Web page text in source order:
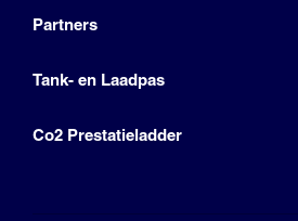
Partners
Tank- en Laadpas
Co2 Prestatieladder